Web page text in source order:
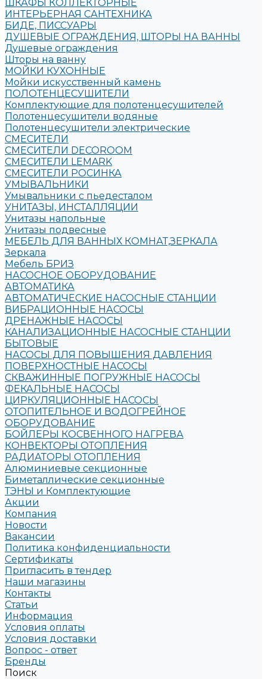
ШКАФЫ КОЛЛЕКТОРНЫЕ
ИНТЕРЬЕРНАЯ САНТЕХНИКА
БИДЕ, ПИССУАРЫ
ДУШЕВЫЕ ОГРАЖДЕНИЯ, ШТОРЫ НА ВАННЫ
Душевые ограждения
Шторы на ванну
МОЙКИ КУХОННЫЕ
Мойки искусственный камень
ПОЛОТЕНЦЕСУШИТЕЛИ
Комплектующие для полотенцесушителей
Полотенцесушители водяные
Полотенцесушители электрические
СМЕСИТЕЛИ
СМЕСИТЕЛИ DECOROOM
СМЕСИТЕЛИ LEMARK
СМЕСИТЕЛИ РОСИНКА
УМЫВАЛЬНИКИ
Умывальники с пьедесталом
УНИТАЗЫ, ИНСТАЛЛЯЦИИ
Унитазы напольные
Унитазы подвесные
МЕБЕЛЬ ДЛЯ ВАННЫХ КОМНАТ,ЗЕРКАЛА
Зеркала
Мебель БРИЗ
НАСОСНОЕ ОБОРУДОВАНИЕ
АВТОМАТИКА
АВТОМАТИЧЕСКИЕ НАСОСНЫЕ СТАНЦИИ
ВИБРАЦИОННЫЕ НАСОСЫ
ДРЕНАЖНЫЕ НАСОСЫ
КАНАЛИЗАЦИОННЫЕ НАСОСНЫЕ СТАНЦИИ
БЫТОВЫЕ
НАСОСЫ ДЛЯ ПОВЫШЕНИЯ ДАВЛЕНИЯ
ПОВЕРХНОСТНЫЕ НАСОСЫ
СКВАЖИННЫЕ ПОГРУЖНЫЕ НАСОСЫ
ФЕКАЛЬНЫЕ НАСОСЫ
ЦИРКУЛЯЦИОННЫЕ НАСОСЫ
ОТОПИТЕЛЬНОЕ И ВОДОГРЕЙНОЕ
ОБОРУДОВАНИЕ
БОЙЛЕРЫ КОСВЕННОГО НАГРЕВА
КОНВЕКТОРЫ ОТОПЛЕНИЯ
РАДИАТОРЫ ОТОПЛЕНИЯ
Алюминиевые секционные
Биметаллические секционные
ТЭНЫ и Комплектующие
Акции
Компания
Новости
Вакансии
Политика конфиденциальности
Сертификаты
Пригласить в тендер
Наши магазины
Контакты
Статьи
Информация
Условия оплаты
Условия доставки
Вопрос - ответ
Бренды
Поиск